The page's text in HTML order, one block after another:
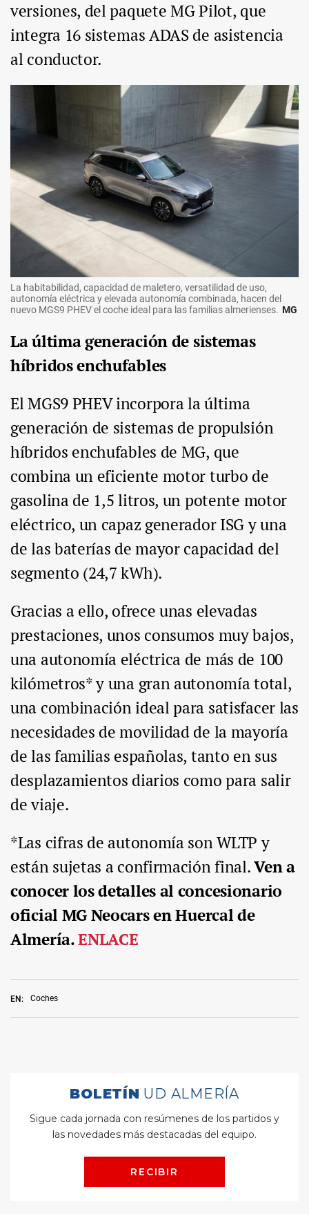
EN: Coches
versiones, del paquete MG Pilot, que
integra 16 sistemas ADAS de asistencia
al conductor.
La habitabilidad, capacidad de maletero, versatilidad de uso,
autonomía eléctrica y elevada autonomía combinada, hacen del
nuevo MGS9 PHEV el coche ideal para las familias almerienses. MG
La última generación de sistemas
híbridos enchufables
El MGS9 PHEV incorpora la última
generación de sistemas de propulsión
híbridos enchufables de MG, que
combina un eficiente motor turbo de
gasolina de 1,5 litros, un potente motor
eléctrico, un capaz generador ISG y una
de las baterías de mayor capacidad del
segmento (24,7 kWh).
Gracias a ello, ofrece unas elevadas
prestaciones, unos consumos muy bajos,
una autonomía eléctrica de más de 100
kilómetros* y una gran autonomía total,
una combinación ideal para satisfacer las
necesidades de movilidad de la mayoría
de las familias españolas, tanto en sus
desplazamientos diarios como para salir
de viaje.
*Las cifras de autonomía son WLTP y
están sujetas a confirmación final.Ven a
conocer los detalles al concesionario
oficial MG Neocars en Huercal de
Almería.ENLACE